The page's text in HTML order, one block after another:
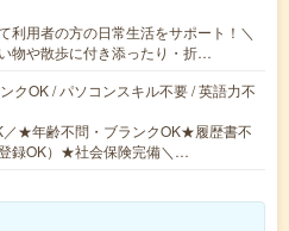
利用者の方の日常生活をサポート！＼
物や散歩に付き添ったり・折…
クOK / パソコンスキル不要 / 英語力不
／★年齢不問・ブランクOK★履歴書不
録OK）★社会保険完備＼…